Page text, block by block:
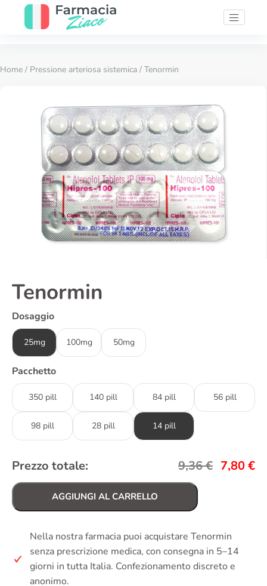
Home / Pressione arteriosa sistemica / Tenormin
Tenormin
Dosaggio
25mg 100mg 50mg
Pacchetto
350 pill 140 pill 84 pill 56 pill
98 pill 28 pill 14 pill
Prezzo totale: 9,36€ 7,80€
AGGIUNGI AL CARRELLO
Nella nostra farmacia puoi acquistare Tenormin
senza prescrizione medica, con consegna in 5–14
giorni in tutta Italia. Confezionamento discreto e
anonimo.